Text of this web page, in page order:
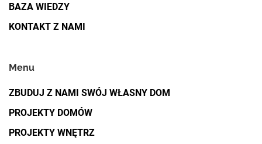
BAZA WIEDZY
KONTAKT Z NAMI
Menu
ZBUDUJ Z NAMI SWÓJ WŁASNY DOM
PROJEKTY DOMÓW
PROJEKTY WNĘTRZ